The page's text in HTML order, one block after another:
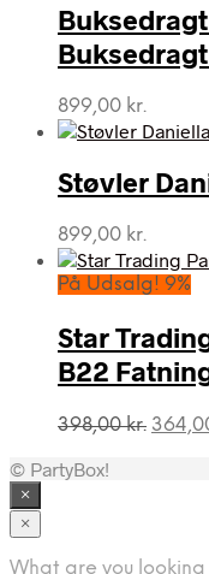
899,00 kr.
Støvler
899,00 kr.
På Udsalg! 9%
Star
B22
398,00kr. Den
© PartyBox!
×
×
What are you looking